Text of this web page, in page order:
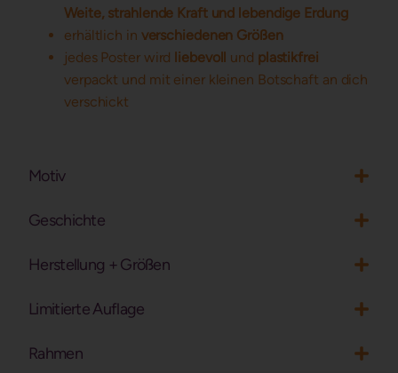
Weite, strahlende Kraft und lebendige Erdung
erhältlich in verschiedenen Größen
jedes Poster wird liebevoll und plastikfrei
verpackt und mit einer kleinen Botschaft an dich
verschickt
Motiv
Geschichte
Herstellung + Größen
Limitierte Auflage
Rahmen